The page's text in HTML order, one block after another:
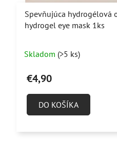
Spevňujúca hydrogélová
hydrogel eye mask 1ks
hodnotenie
produktu
z
Skladom (>5 ks)
€4,90
DO KOŠÍKA